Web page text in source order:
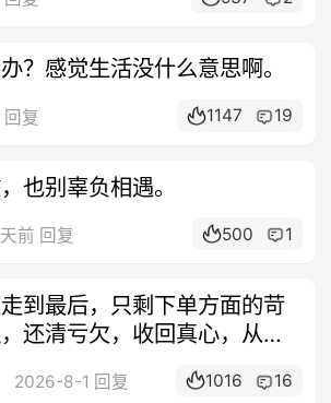
？感觉生活没什么意思啊。
复 1147 19
也别辜负相遇。
前 回复 500 1
到最后，只剩下单方面的苛
还清亏欠，收回真心，从此
2026-8-1 回复 1016 16